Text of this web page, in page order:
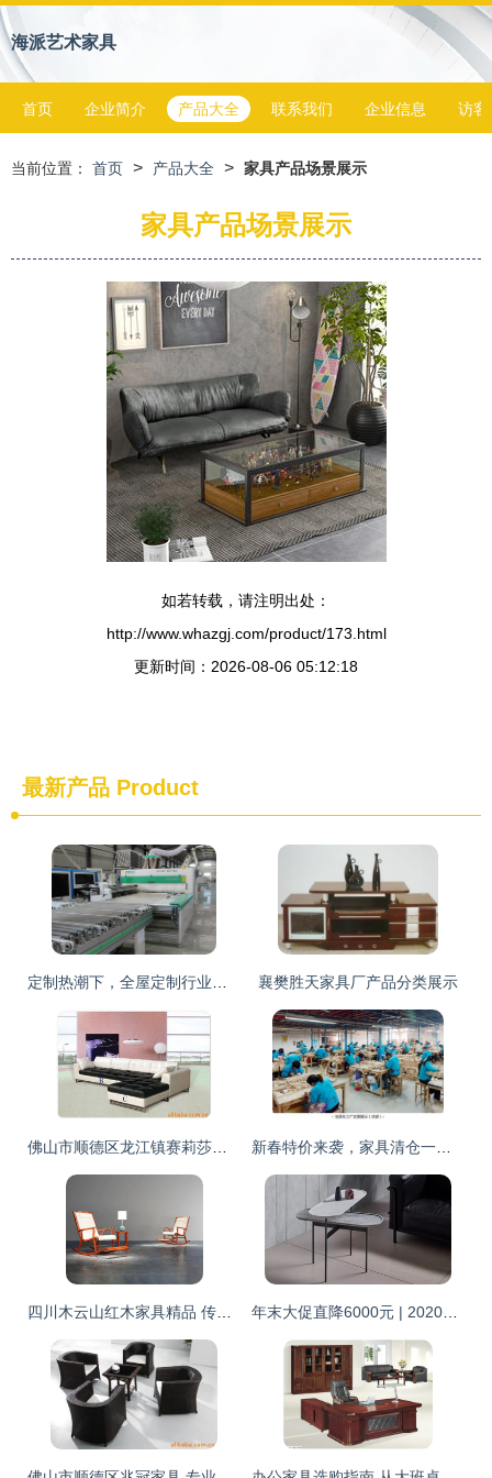
海派艺术家具
首页 企业简介 产品大全 联系我们 企业信息 访客
当前位置： 首页 > 产品大全 > 家具产品场景展示
家具产品场景展示
如若转载，请注明出处：
http://www.whazgj.com/product/173.html
更新时间：2026-08-06 05:12:18
最新产品 Product
襄樊胜天家具厂产品分类展示